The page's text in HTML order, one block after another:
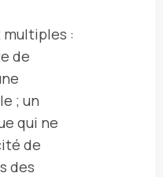
:
de
; un
qui ne
de
des